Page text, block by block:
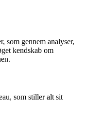
som gennem analyser,
kendskab om
som stiller alt sit